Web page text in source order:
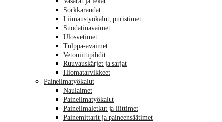
Sorkkaraudat
Liimaustyökalut, puristimet
Suodatinavaimet
Ulosvetimet
Tulppa-avaimet
Vetoniittipihdit
Ruuvauskärjet ja sarjat
Hiomatarvikkeet
Paineilmatyökalut
Naulaimet
Paineilmatyökalut
Paineilmaletkut ja liittimet
Painemittarit ja paineensäätimet